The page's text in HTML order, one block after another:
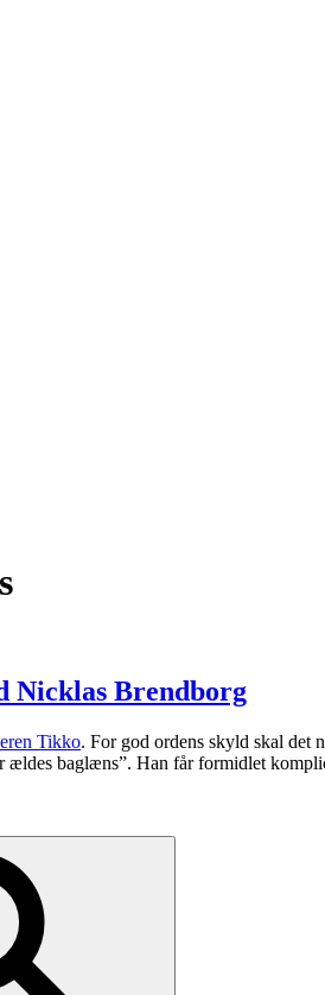
Nicklas Brendborg
Tikko. For god ordens skyld skal det
baglæns”. Han får formidlet